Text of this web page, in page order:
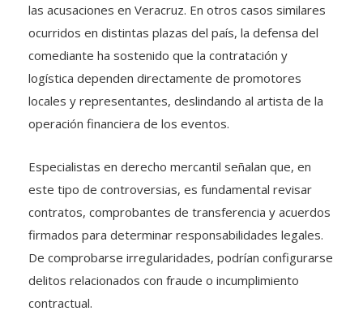
las acusaciones en Veracruz. En otros casos similares
ocurridos en distintas plazas del país, la defensa del
comediante ha sostenido que la contratación y
logística dependen directamente de promotores
locales y representantes, deslindando al artista de la
operación financiera de los eventos.
Especialistas en derecho mercantil señalan que, en
este tipo de controversias, es fundamental revisar
contratos, comprobantes de transferencia y acuerdos
firmados para determinar responsabilidades legales.
De comprobarse irregularidades, podrían configurarse
delitos relacionados con fraude o incumplimiento
contractual.